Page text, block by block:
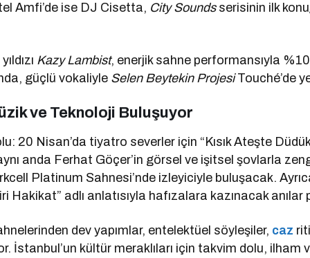
Amfi’de ise DJ Cisetta, City Soundsserisinin ilk
Kazy Lambist, enerjik sahne performansıyla
güçlü vokaliyle Selen Beytekin ProjesiTouché’de
ve Teknoloji Buluşuyor
20 Nisan’da tiyatro severler için “Kısık Ateşte
anda Ferhat Göçer’in görsel ve işitsel şovlarla
Platinum Sahnesi’nde izleyiciyle buluşacak.
Hakikat” adlı anlatısıyla hafızalara kazınacak
dev yapımlar, entelektüel söyleşiler, caz
İstanbul’un kültür meraklıları için takvim dolu, ilham